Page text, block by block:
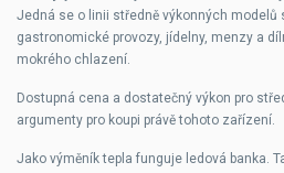
Jedná se o linii středně výkonných modelů
gastronomické provozy, jídelny, menzy a
mokrého chlazení.
Dostupná cena a dostatečný výkon pro
argumenty pro koupi právě tohoto zařízení.
Jako výměník tepla funguje ledová banka.